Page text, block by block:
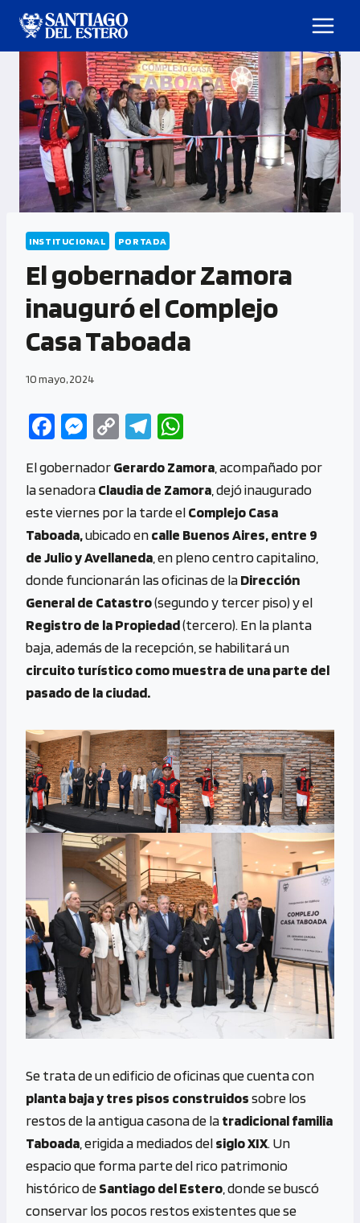
INSTITUCIONAL PORTADA
El gobernador Zamora
inauguró el Complejo
Casa Taboada
10 mayo, 2024
Fa
b
o
o
k
M
se
n
g
er
C
py
Li
n
k
Te
gr
a
m
at
s
A
p
p
El gobernadorGerardo Zamora , acompañado por
la senadoraClaudia de Zamora , dejó inaugurado
este viernes por la tarde elComplejo Casa
Taboada,ubicado encalle Buenos Aires, entre 9
de Julio y Avellaneda , en pleno centro capitalino,
donde funcionarán las oficinas de laDirección
General de Catastro(segundo y tercer piso) y el
Registro de la Propiedad(tercero). En la planta
baja, además de la recepción, se habilitará un
circuito turístico como muestra de una parte del
pasado de la ciudad.
Se trata de un edificio de oficinas que cuenta con
planta baja y tres pisos construidossobre los
restos de la antigua casona de latradicional familia
Taboada , erigida a mediados delsiglo XIX. Un
espacio que forma parte del rico patrimonio
histórico deSantiago del Estero , donde se buscó
conservar los pocos restos existentes que se